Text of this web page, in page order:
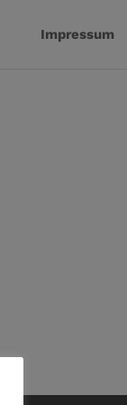
Impressum